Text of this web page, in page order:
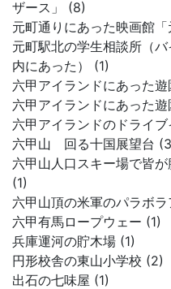
ザース」 (8)
元町通りにあった映画館
元町駅北の学生相談所（
内にあった） (1)
六甲アイランドにあった遊
六甲アイランドにあった
六甲アイランドのドライ
六甲山 回る十国展望台
六甲山人口スキー場で皆
(1)
六甲山頂の米軍のパラボ
六甲有馬ロープウェー (1)
兵庫運河の貯木場 (1)
円形校舎の東山小学校 (2)
出石の七味屋 (1)